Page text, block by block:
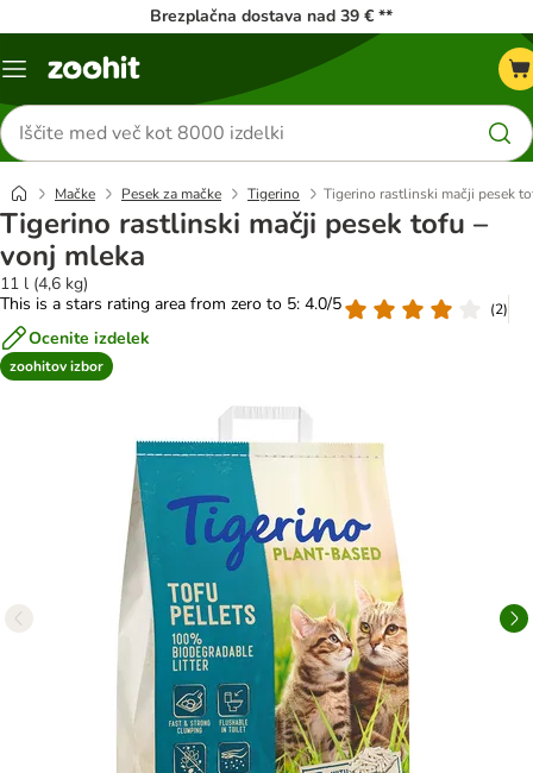
Brezplačna dostava nad 39 € **
Meni
Iskanje
izdelkov
Mačke Pesek za mačke Tigerino Tigerino rastlinski mačji pesek
Tigerino rastlinski mačji pesek tofu –
vonj mleka
11 l (4,6 kg)
This is a stars rating area from zero to 5: 4.0/5
(2)
Ocenite izdelek
zoohitov izbor